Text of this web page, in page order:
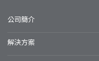
公司簡介
解決方案